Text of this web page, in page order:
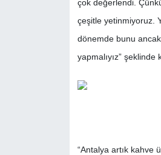
çok değerlendi.
çeşitle yetinmiyoruz.
dönemde bunu ancak
yapmalıyız” şeklinde
“Antalya artık kahve